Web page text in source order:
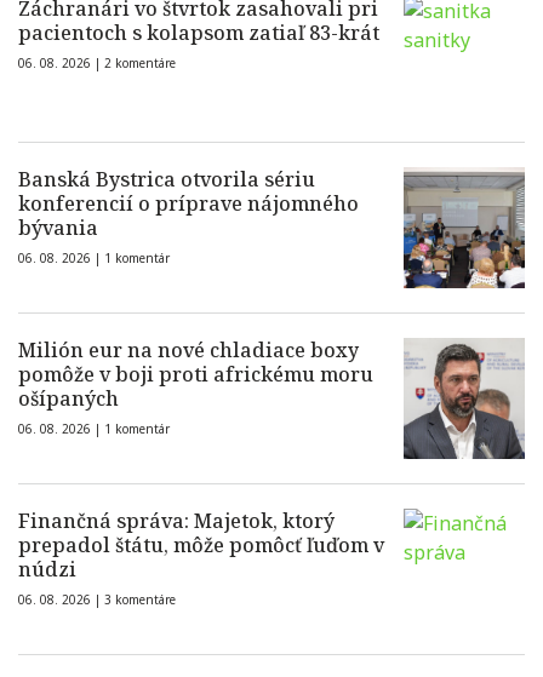
Záchranári vo štvrtok zasahovali pri
pacientoch s kolapsom zatiaľ 83-krát
06. 08. 2026 | 2 komentáre
Banská Bystrica otvorila sériu
konferencií o príprave nájomného
bývania
06. 08. 2026 | 1 komentár
Milión eur na nové chladiace boxy
pomôže v boji proti africkému moru
ošípaných
06. 08. 2026 | 1 komentár
Finančná správa: Majetok, ktorý
prepadol štátu, môže pomôcť ľuďom v
núdzi
06. 08. 2026 | 3 komentáre